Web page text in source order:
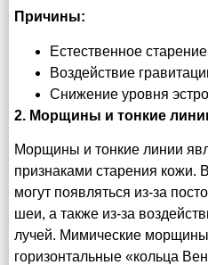
Причины:
Естественное
Воздействие
Снижение уровня
2. Морщины и тонкие
Морщины и тонкие линии
признаками старения кожи.
могут появляться из-за
шеи, а также из-за
лучей. Мимические
горизонтальные «кольца